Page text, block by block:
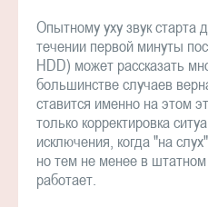
Опытному уху звук старта
течении первой минуты
HDD) может рассказать
большинстве случаев
ставится именно на этом
только корректировка
исключения, когда "на
но тем не менее в
работает.